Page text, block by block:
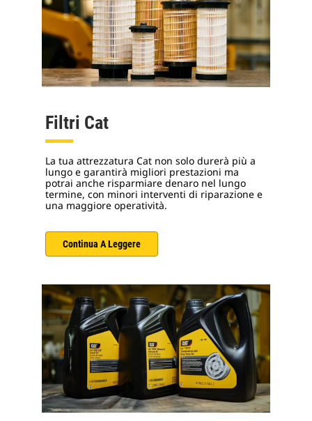
Filtri Cat
La tua attrezzatura Cat non solo durerà più a
lungo e garantirà migliori prestazioni ma
potrai anche risparmiare denaro nel lungo
termine, con minori interventi di riparazione e
una maggiore operatività.
Continua A Leggere